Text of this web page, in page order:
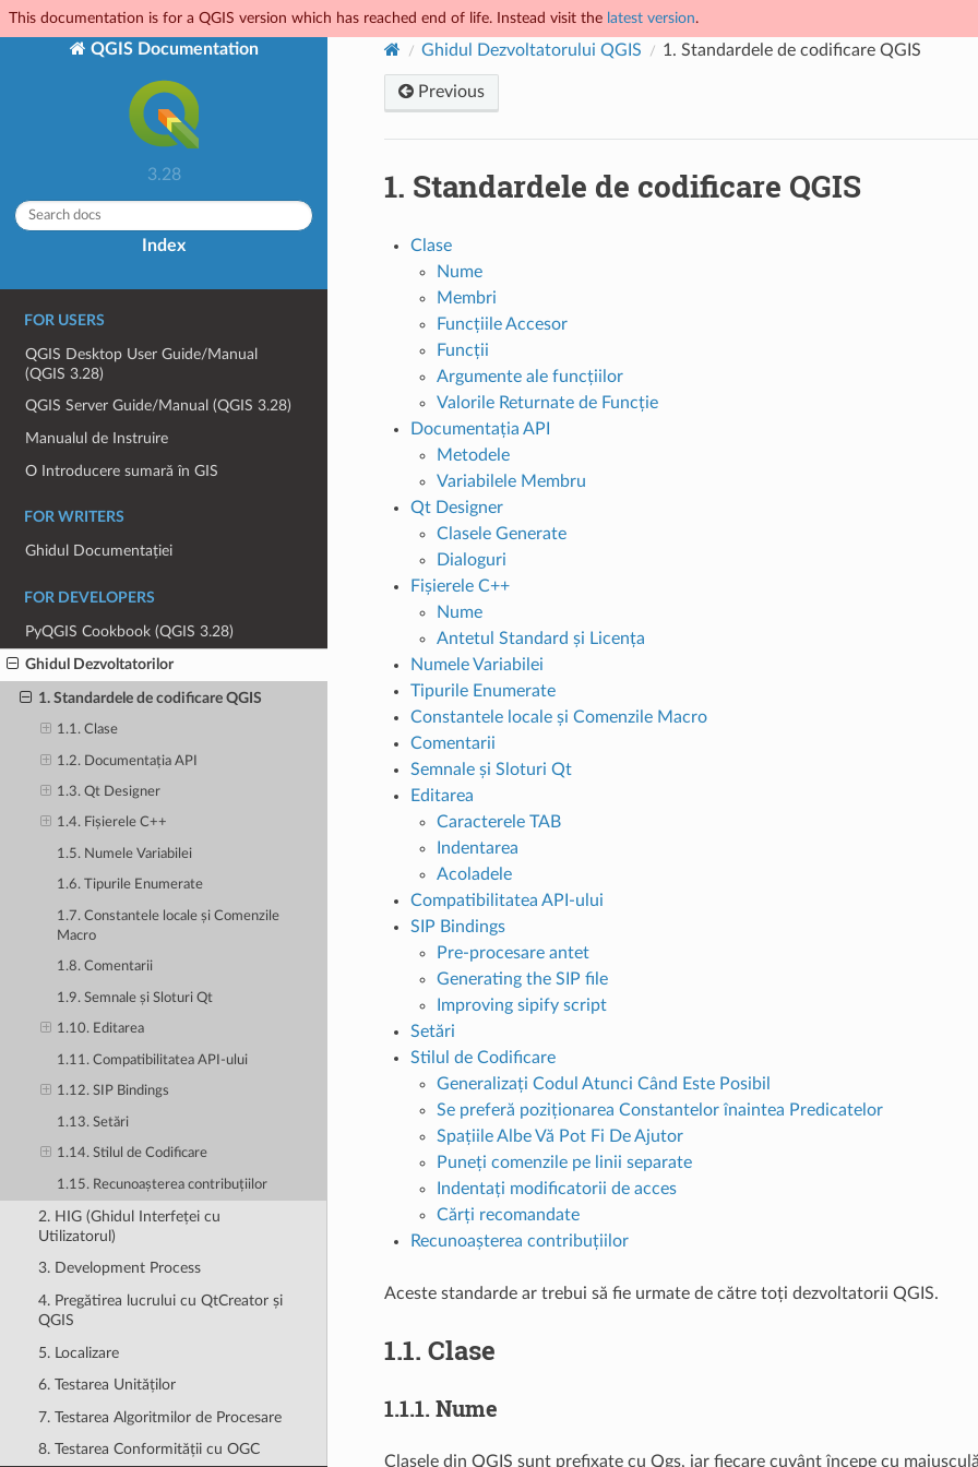
This documentation is for a QGIS version which has reached end of life. Instead visit the latest version.
QGIS Documentation
3.28
Index
FOR USERS
QGIS Desktop User Guide/Manual
(QGIS 3.28)
QGIS Server Guide/Manual (QGIS 3.28)
Manualul de Instruire
O Introducere sumară în GIS
FOR WRITERS
Ghidul Documentației
FOR DEVELOPERS
PyQGIS Cookbook (QGIS 3.28)
Ghidul Dezvoltatorilor
1. Standardele de codificare QGIS
1.1. Clase
1.2. Documentația API
1.3. Qt Designer
1.4. Fișierele C++
1.5. Numele Variabilei
1.6. Tipurile Enumerate
1.7. Constantele locale și Comenzile
Macro
1.8. Comentarii
1.9. Semnale și Sloturi Qt
1.10. Editarea
1.11. Compatibilitatea API-ului
1.12. SIP Bindings
1.13. Setări
1.14. Stilul de Codificare
1.15. Recunoașterea contribuțiilor
2. HIG (Ghidul Interfeței cu
Utilizatorul)
3. Development Process
4. Pregătirea lucrului cu QtCreator și
QGIS
5. Localizare
6. Testarea Unităților
7. Testarea Algoritmilor de Procesare
8. Testarea Conformității cu OGC
Ghidul Dezvoltatorului QGIS 1. Standardele de codificare QGIS
Previous
1. Standardele de codificare QGIS
Clase
Nume
Membri
Funcțiile Accesor
Funcții
Argumente ale funcțiilor
Valorile Returnate de Funcție
Documentația API
Metodele
Variabilele Membru
Qt Designer
Clasele Generate
Dialoguri
Fișierele C++
Nume
Antetul Standard și Licența
Numele Variabilei
Tipurile Enumerate
Constantele locale și Comenzile Macro
Comentarii
Semnale și Sloturi Qt
Editarea
Caracterele TAB
Indentarea
Acoladele
Compatibilitatea API-ului
SIP Bindings
Pre-procesare antet
Generating the SIP file
Improving sipify script
Setări
Stilul de Codificare
Generalizați Codul Atunci Când Este Posibil
Se preferă poziționarea Constantelor înaintea Predicatelor
Spațiile Albe Vă Pot Fi De Ajutor
Puneți comenzile pe linii separate
Indentați modificatorii de acces
Cărți recomandate
Recunoașterea contribuțiilor
Aceste standarde ar trebui să fie urmate de către toți dezvoltatorii QGIS.
1.1. Clase
1.1.1. Nume
Clasele din QGIS sunt prefixate cu Qgs, iar fiecare cuvânt începe cu